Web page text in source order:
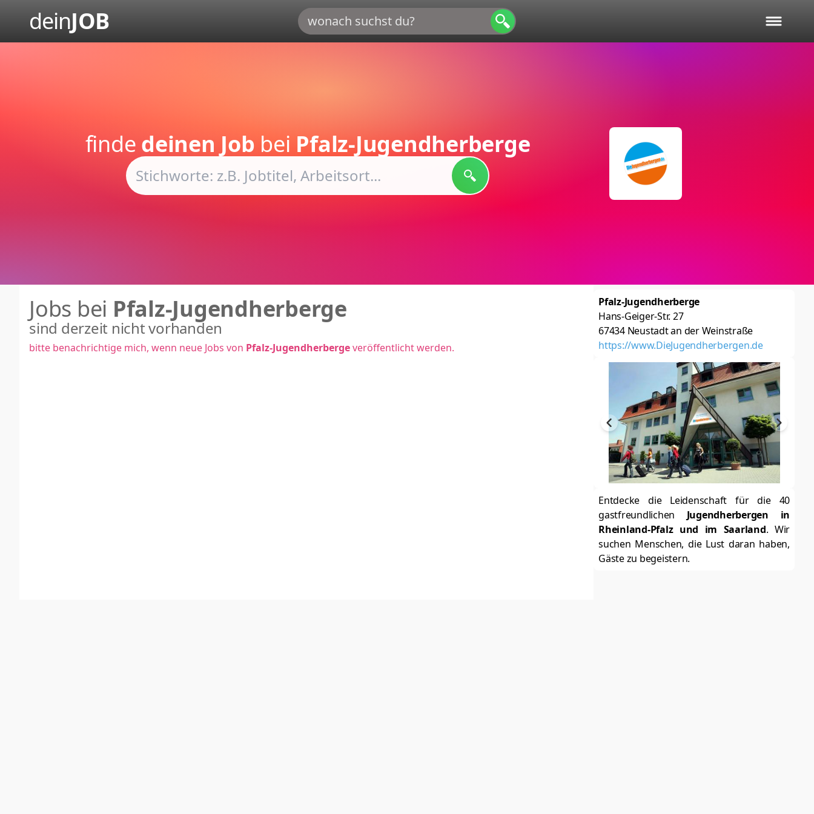
deinJOB
finde deinen Job bei Pfalz-Jugendherberge
Pfalz-Jugendherberge
Hans-Geiger-Str. 27
67434 Neustadt an der Weinstraße
https://www.DieJugendherbergen.de
Entdecke die Leidenschaft für die 40
gastfreundlichen Jugendherbergen in
Rheinland-Pfalz und im Saarland. Wir
suchen Menschen, die Lust daran haben,
Gäste zu begeistern.
Jobs bei Pfalz-Jugendherberge
sind derzeit nicht vorhanden
bitte benachrichtige mich, wenn neue Jobs von Pfalz-Jugendherbergeveröffentlicht werden.